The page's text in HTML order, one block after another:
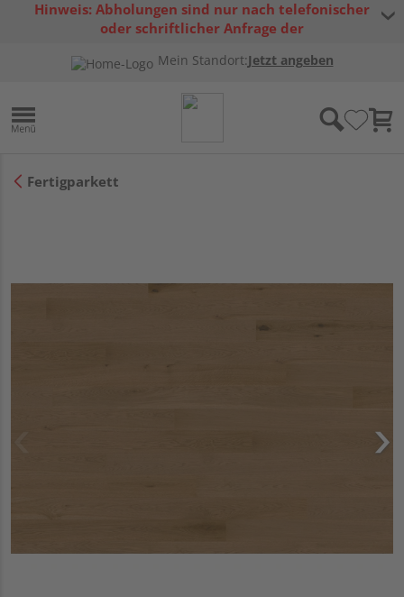
Hinweis: Abholungen sind nur nach telefonischer
oder schriftlicher Anfrage der
Mein Standort:Jetzt angeben
Fertigparkett